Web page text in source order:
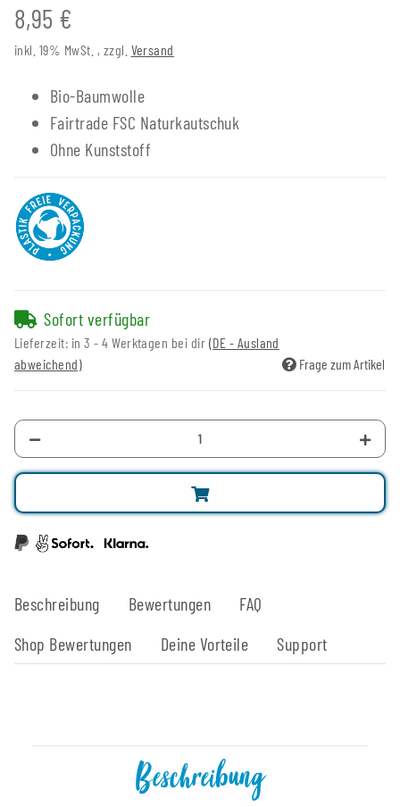
8,95 €
inkl. 19% MwSt. , zzgl. Versand
Bio-Baumwolle
Fairtrade FSC Naturkautschuk
Ohne Kunststoff
Sofort verfügbar
Lieferzeit: in 3 - 4 Werktagen bei dir (DE - Ausland
abweichend)
Frage zum Artikel
Beschreibung Bewertungen
FAQ
Shop Bewertungen
Deine Vorteile Support
Beschreibung